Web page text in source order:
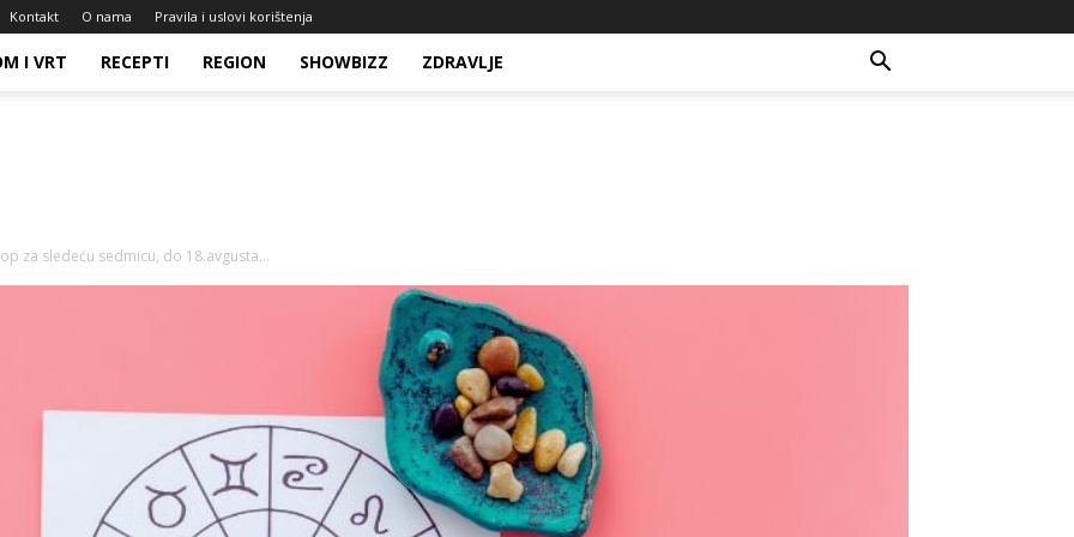
Kontakt O nama Pravila i uslovi korištenja
I VRT RECEPTI REGION SHOWBIZZ ZDRAVLJE
za sledeću sedmicu, do 18.avgusta...